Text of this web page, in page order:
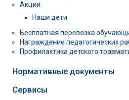
Акции
Наши дети
Бесплатная перевозка
Награждение педагогических
Профилактика детского
Нормативные документы
Сервисы